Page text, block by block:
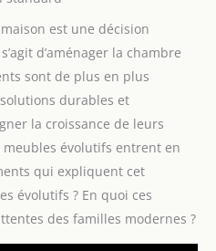
est une décision
d’aménager la chambre
sont de plus en plus
durables et
la croissance de leurs
meubles évolutifs entrent en
qui expliquent cet
évolutifs ? En quoi ces
des familles modernes ?